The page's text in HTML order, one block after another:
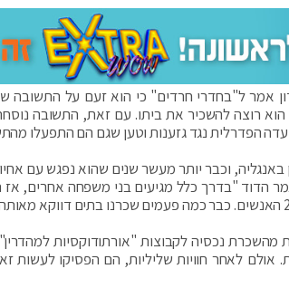
אמר ל"בחדרי חרדים" כי הוא זעם על התשובה
הוא רוצה להשכיר את ביתו. עם זאת, התשובה
הפדרלית נגד גזענות וטען שגם הם התפעלו
באנגליה, וכבר יותר מעשר שנים שהוא נפגש עם
נכסיה לקבוצות "אורתודוקסיות
לאחר חוויות שליליות, הם הפסיקו לעשות